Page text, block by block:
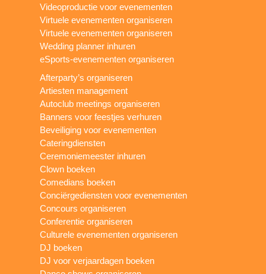
Videoproductie voor evenementen
Virtuele evenementen organiseren
Virtuele evenementen organiseren
Wedding planner inhuren
eSports-evenementen organiseren
Afterparty’s organiseren
Artiesten management
Autoclub meetings organiseren
Banners voor feestjes verhuren
Beveiliging voor evenementen
Cateringdiensten
Ceremoniemeester inhuren
Clown boeken
Comedians boeken
Conciërgediensten voor evenementen
Concours organiseren
Conferentie organiseren
Culturele evenementen organiseren
DJ boeken
DJ voor verjaardagen boeken